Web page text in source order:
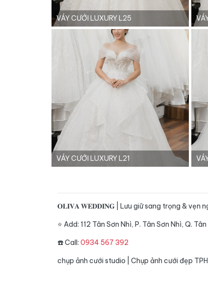
VÁY CƯỚI LUXURY L25
VÁY CƯỚI LUXURY L21
𝐎𝐋𝐈𝐕𝐀 𝐖𝐄𝐃𝐃𝐈𝐍𝐆 | Lưu giữ sang trọng & vẹn
⭐️ Add: 112 Tân Sơn Nhì, P. Tân Sơn Nhì, Q. Tân
☎️ Call: 0934 567 392
chụp ảnh cưới studio Chụp ảnh cưới đẹp